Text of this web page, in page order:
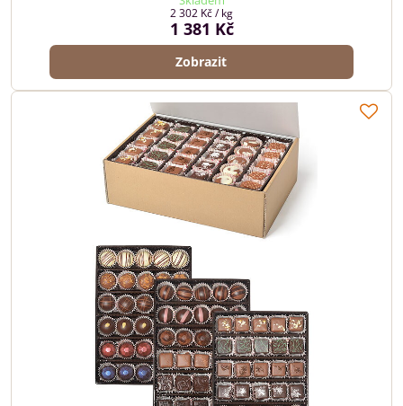
1 381 Kč
2 302 Kč/ kg
Zobrazit